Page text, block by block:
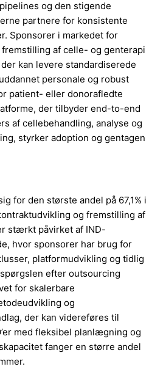
og den stigende
partnere for konsistente
Sponsorer i markedet for
af celle- og genterapi
der kan levere standardiserede
personale og robust
patient- eller donorafledte
der tilbyder end-to-end
af cellebehandling, analyse og
styrker adoption og gentagen
for den største andel på 67,1% i
og fremstilling af
stærkt påvirket af IND-
hvor sponsorer har brug for
platformudvikling og tidlig
efter outsourcing
for skalerbare
og
der kan videreføres til
med fleksibel planlægning og
fanger en større andel